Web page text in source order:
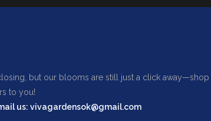
but our blooms are still just a click away—shop
to you!
us: vivagardensok@gmail.com